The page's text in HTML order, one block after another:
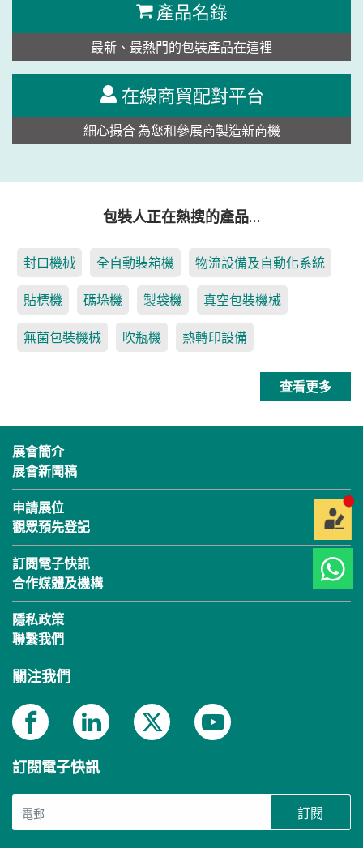
產品名錄
最新、最熱門的包裝產品在這裡
在線商貿配對平台
細心撮合 為您和參展商製造新商機
包裝人正在熱搜的產品…
封口機械 全自動裝箱機 物流設備及自動化系統
貼標機 碼垛機 製袋機 真空包裝機械
無菌包裝機械 吹瓶機 熱轉印設備
查看更多
展會簡介
展會新聞稿
申請展位
觀眾預先登記
訂閱電子快訊
合作媒體及機構
隱私政策
聯繫我們
關注我們
訂閱電子快訊
訂閱